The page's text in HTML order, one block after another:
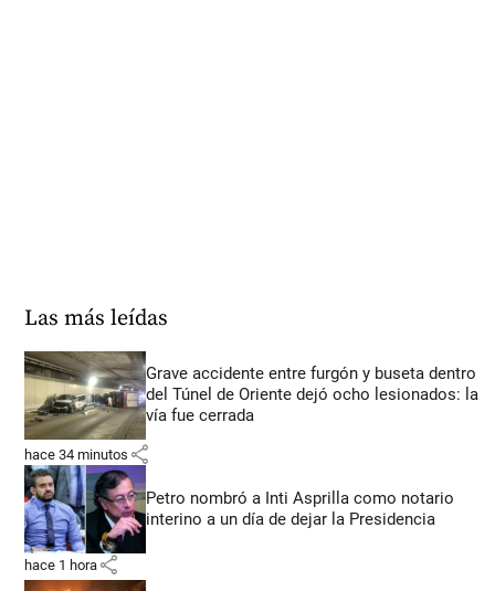
Las más leídas
Grave accidente entre furgón y buseta dentro
del Túnel de Oriente dejó ocho lesionados: la
vía fue cerrada
hace 34 minutos share
Petro nombró a Inti Asprilla como notario
interino a un día de dejar la Presidencia
hace 1 hora share